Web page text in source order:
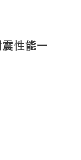
性能ー